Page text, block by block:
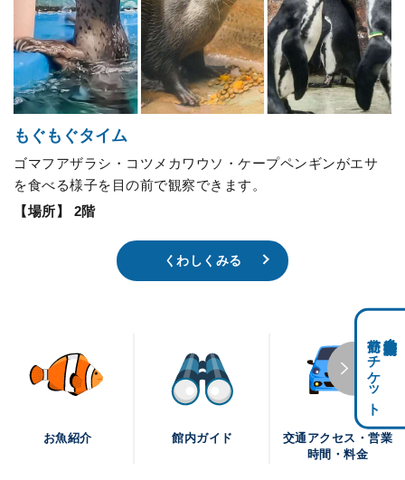
もぐもぐタイム
ゴマフアザラシ・コツメカワウソ・ケープペンギンがエサ
を食べる様子を目の前で観察できます。
【場所】 2階
くわしくみる
お魚紹介 館内ガイド
交通アクセス・営業
時間・料金
前売りチケット